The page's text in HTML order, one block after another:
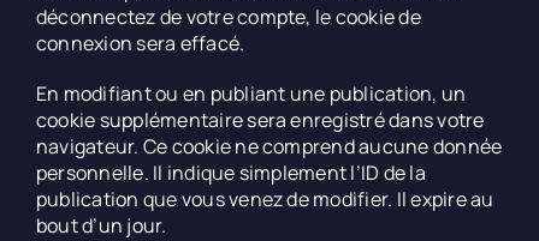
déconnectez de votre compte, le cookie de
connexion sera effacé.
En modifiant ou en publiant une publication, un
cookie supplémentaire sera enregistré dans votre
navigateur. Ce cookie ne comprend aucune donnée
personnelle. Il indique simplement l’ID de la
publication que vous venez de modifier. Il expire au
bout d’un jour.